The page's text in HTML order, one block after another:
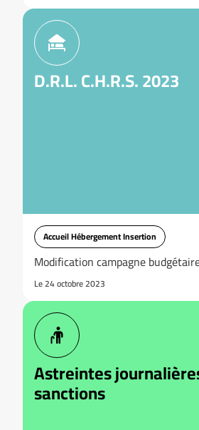
D.R.L. C.H.R.S. 2023
Accueil Hébergement Insertion
Modification campagne
Le 24 octobre 2023
Astreintes
sanctions